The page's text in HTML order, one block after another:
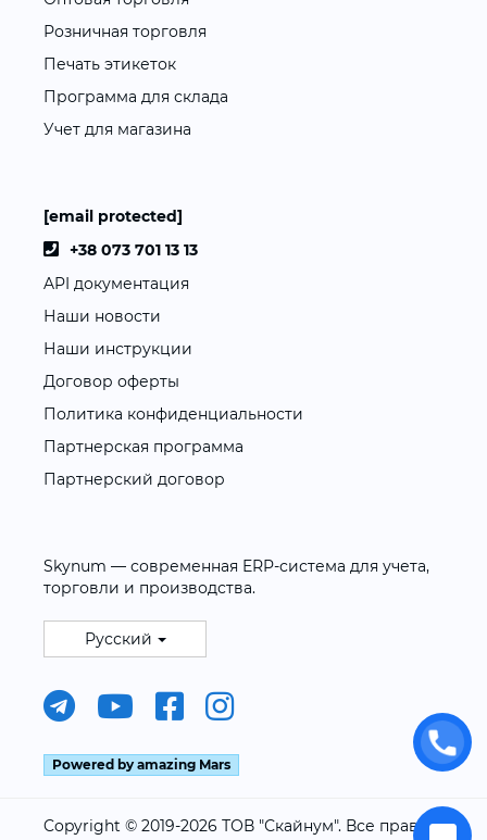
Розничная торговля
Печать этикеток
Программа для склада
Учет для магазина
[email protected]
+38 073 701 13 13
API документация
Наши новости
Наши инструкции
Договор оферты
Политика конфиденциальности
Партнерская программа
Партнерский договор
Skynum — современная ERP-система для учета,
торговли и производства.
Русский
Powered by amazing Mars
Copyright © 2019-2026 ТОВ "Скайнум". Все права